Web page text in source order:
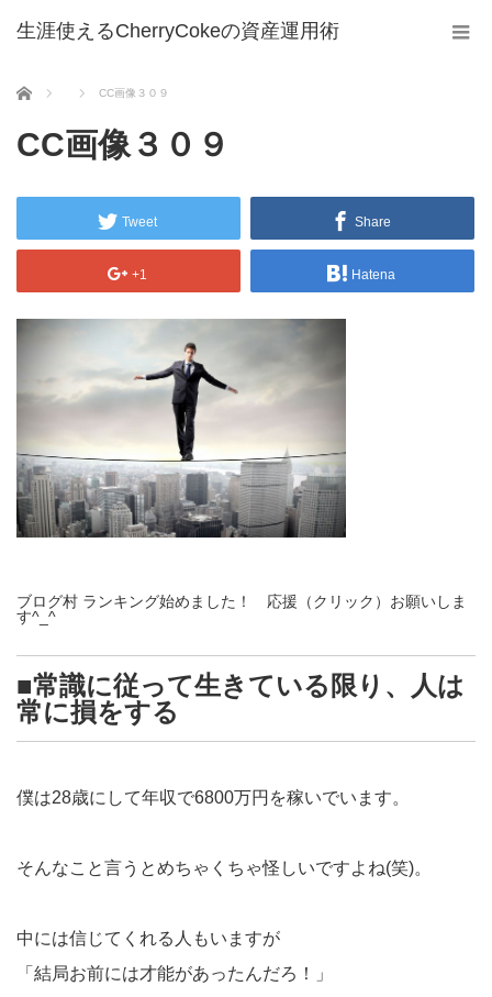
生涯使えるCherryCokeの資産運用術
ホーム CC画像３０９
CC画像３０９
Tweet Share
+1 Hatena
ブログ村 ランキング始めました！ 応援（クリック）お願いしま
す^_^
■常識に従って生きている限り、人は
常に損をする
僕は28歳にして年収で6800万円を稼いでいます。
そんなこと言うとめちゃくちゃ怪しいですよね(笑)。
中には信じてくれる人もいますが
「結局お前には才能があったんだろ！」